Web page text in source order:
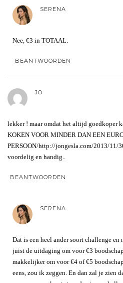
SERENA
Nee, €3 in TOTAAL.
BEANTWOORDEN
JO
lekker ! maar omdat het altijd goedkoper
KOKEN VOOR MINDER DAN EEN
PERSOON/http://jongesla.com/2013/11/
voordelig en handig..
BEANTWOORDEN
SERENA
Dat is een heel ander soort challenge
juist de uitdaging om voor €3
makkelijker om voor €4 of €5
eens, zou ik zeggen. En dan zal je zien